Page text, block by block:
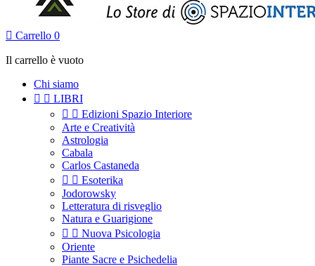
 Carrello 0
Il carrello è vuoto
Chi siamo
  LIBRI
  Edizioni Spazio Interiore
Arte e Creatività
Astrologia
Cabala
Carlos Castaneda
  Esoterika
Jodorowsky
Letteratura di risveglio
Natura e Guarigione
  Nuova Psicologia
Oriente
Piante Sacre e Psichedelia